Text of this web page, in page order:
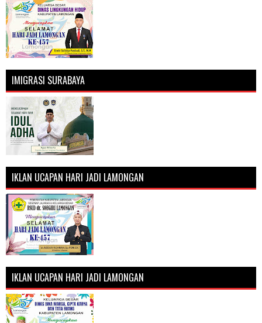
IMIGRASI SURABAYA
IKLAN UCAPAN HARI JADI LAMONGAN
IKLAN UCAPAN HARI JADI LAMONGAN